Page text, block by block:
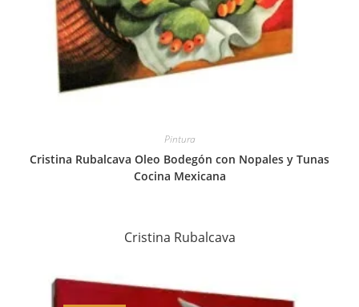
Pintura
Cristina Rubalcava Oleo Bodegón con Nopales y Tunas
Cocina Mexicana
Cristina Rubalcava